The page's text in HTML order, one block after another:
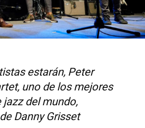
estarán, Peter
uno de los mejores
del mundo,
Danny Grisset